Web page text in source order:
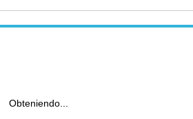
Obteniendo...